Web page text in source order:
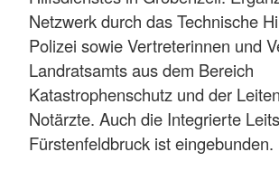
Netzwerk durch das Technische
Polizei sowie Vertreterinnen und
Landratsamts aus dem Bereich
Katastrophenschutz und der
Notärzte. Auch die Integrierte
Fürstenfeldbruck ist eingebunden.